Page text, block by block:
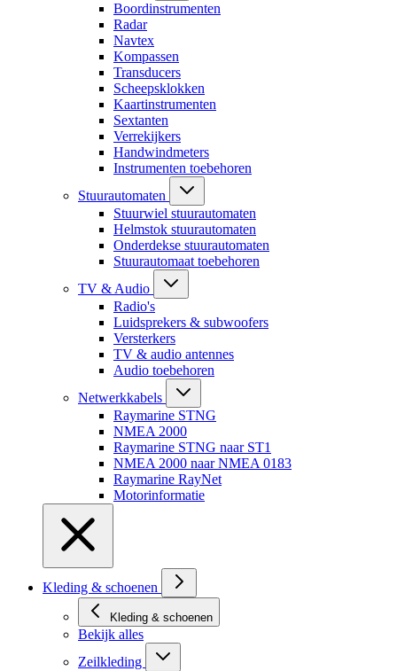
Boordinstrumenten
Radar
Navtex
Kompassen
Transducers
Scheepsklokken
Kaartinstrumenten
Sextanten
Verrekijkers
Handwindmeters
Instrumenten toebehoren
Stuurautomaten
Stuurwiel stuurautomaten
Helmstok stuurautomaten
Onderdekse stuurautomaten
Stuurautomaat toebehoren
TV & Audio
Radio's
Luidsprekers & subwoofers
Versterkers
TV & audio antennes
Audio toebehoren
Netwerkkabels
Raymarine STNG
NMEA 2000
Raymarine STNG naar ST1
NMEA 2000 naar NMEA 0183
Raymarine RayNet
Motorinformatie
Kleding & schoenen
Kleding & schoenen
Bekijk alles
Zeilkleding